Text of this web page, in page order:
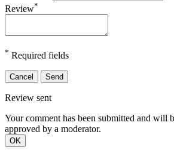
Review*
* Required fields
Cancel Send
Review sent
Your comment has been submitted and will
approved by a moderator.
OK